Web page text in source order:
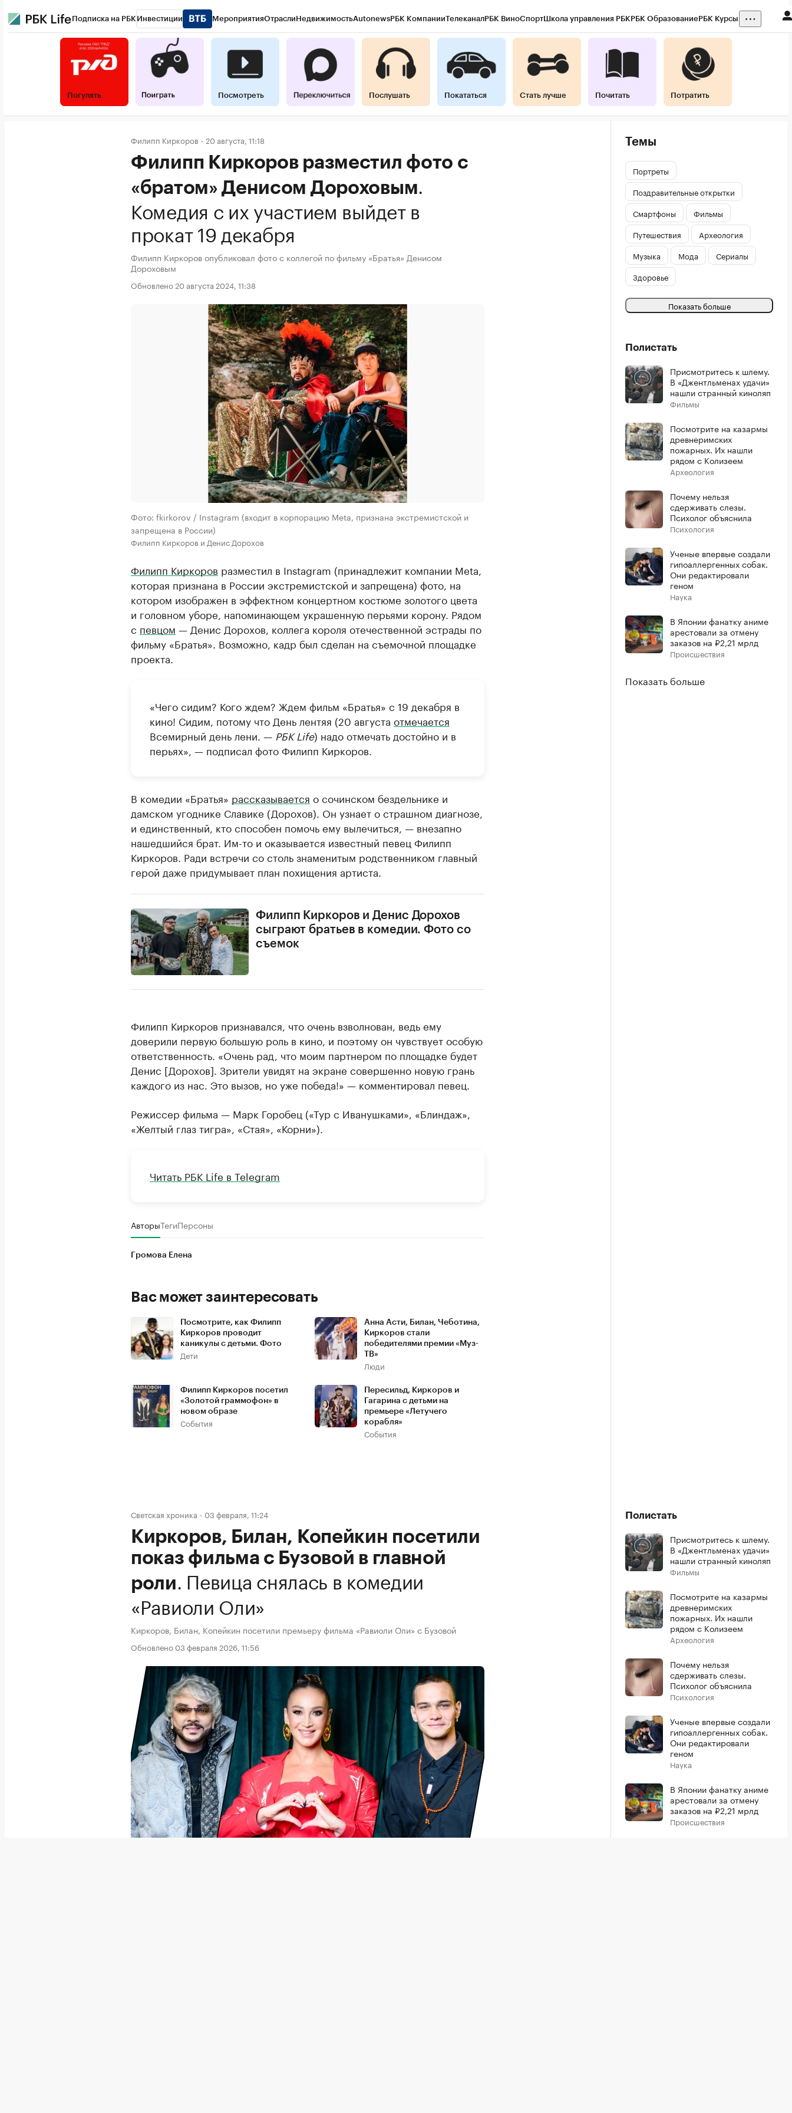
Подписка на РБК Инвестиции МероприятияОтраслиНедвижимостьAutonewsРБК КомпанииТелеканалРБК ВиноСпортШкола управления РБКРБК ОбразованиеРБК Курсы
Погулять Посмотреть Послушать Покататься Стать лучше Почитать Потратить
Филипп Киркоров 20 августа, 11:18
Филипп Киркоров разместил фото с
«братом» Денисом Дороховым.
Комедия с их участием выйдет в
прокат 19 декабря
Филипп Киркоров опубликовал фото с коллегой по фильму «Братья» Денисом
Дороховым
Обновлено 20 августа 2024, 11:38
Фото: fkirkorov / Instagram (входит в корпорацию Meta, признана экстремистской и
запрещена в России)
Филипп Киркоров и Денис Дорохов
Филипп Киркоров разместил в Instagram (принадлежит компании Meta,
которая признана в России экстремистской и запрещена) фото, на
котором изображен в эффектном концертном костюме золотого цвета
и головном уборе, напоминающем украшенную перьями корону. Рядом
с певцом — Денис Дорохов, коллега короля отечественной эстрады по
фильму «Братья». Возможно, кадр был сделан на съемочной площадке
проекта.
«Чего сидим? Кого ждем? Ждем фильм «Братья» с 19 декабря в
кино! Сидим, потому что День лентяя (20 августа отмечается
Всемирный день лени. — РБК Life) надо отмечать достойно и в
перьях», — подписал фото Филипп Киркоров.
В комедии «Братья» рассказывается о сочинском бездельнике и
дамском угоднике Славике (Дорохов). Он узнает о страшном диагнозе,
и единственный, кто способен помочь ему вылечиться, — внезапно
нашедшийся брат. Им-то и оказывается известный певец Филипп
Киркоров. Ради встречи со столь знаменитым родственником главный
герой даже придумывает план похищения артиста.
Филипп Киркоров и Денис Дорохов
сыграют братьев в комедии. Фото со
съемок
Филипп Киркоров признавался, что очень взволнован, ведь ему
доверили первую большую роль в кино, и поэтому он чувствует особую
ответственность. «Очень рад, что моим партнером по площадке будет
Денис [Дорохов]. Зрители увидят на экране совершенно новую грань
каждого из нас. Это вызов, но уже победа!» — комментировал певец.
Режиссер фильма — Марк Горобец («Тур с Иванушками», «Блиндаж»,
«Желтый глаз тигра», «Стая», «Корни»).
Читать РБК Life в Telegram
АвторыТегиПерсоны
Громова Елена
Вас может заинтересовать
Посмотрите, как Филипп
Киркоров проводит
каникулы с детьми. Фото
Дети
Анна Асти, Билан, Чеботина,
Киркоров стали
победителями премии «Муз-
ТВ»
Люди
Филипп Киркоров посетил
«Золотой граммофон» в
новом образе
События
Пересильд, Киркоров и
Гагарина с детьми на
премьере «Летучего
корабля»
События
Темы
Портреты
Поздравительные открытки
Смартфоны
Фильмы
Путешествия
Археология
Музыка
Мода
Сериалы
Здоровье
Показать больше
Полистать
Присмотритесь к шлему.
В «Джентльменах удачи»
нашли странный киноляп
Фильмы
Посмотрите на казармы
древнеримских
пожарных. Их нашли
рядом с Колизеем
Археология
Почему нельзя
сдерживать слезы.
Психолог объяснила
Психология
Ученые впервые создали
гипоаллергенных собак.
Они редактировали
геном
Наука
В Японии фанатку аниме
арестовали за отмену
заказов на ₽2,21 мрлд
Происшествия
Показать больше
Светская хроника 03 февраля, 11:24
Киркоров, Билан, Копейкин посетили
показ фильма с Бузовой в главной
роли. Певица снялась в комедии
«Равиоли Оли»
Киркоров, Билан, Копейкин посетили премьеру фильма «Равиоли Оли» с Бузовой
Обновлено 03 февраля 2026, 11:56
Полистать
Присмотритесь к шлему.
В «Джентльменах удачи»
нашли странный киноляп
Фильмы
Посмотрите на казармы
древнеримских
пожарных. Их нашли
рядом с Колизеем
Археология
Почему нельзя
сдерживать слезы.
Психолог объяснила
Психология
Ученые впервые создали
гипоаллергенных собак.
Они редактировали
геном
Наука
В Японии фанатку аниме
арестовали за отмену
заказов на ₽2,21 мрлд
Происшествия